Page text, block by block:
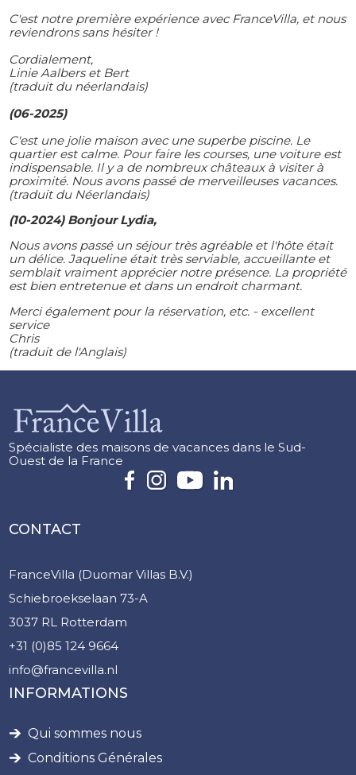
C'est notre première expérience avec FranceVilla, et nous
reviendrons sans hésiter !
Cordialement,
Linie Aalbers et Bert
(traduit du néerlandais)
(06-2025)
C'est une jolie maison avec une superbe piscine. Le
quartier est calme. Pour faire les courses, une voiture est
indispensable. Il y a de nombreux châteaux à visiter à
proximité. Nous avons passé de merveilleuses vacances.
(traduit du Néerlandais)
(10-2024) Bonjour Lydia,
Nous avons passé un séjour très agréable et l'hôte était
un délice. Jaqueline était très serviable, accueillante et
semblait vraiment apprécier notre présence. La propriété
est bien entretenue et dans un endroit charmant.
Merci également pour la réservation, etc. - excellent
service
Chris
(traduit de l'Anglais)
Spécialiste des maisons de vacances dans le Sud-
Ouest de la France
CONTACT
FranceVilla (Duomar Villas B.V.)
Schiebroekselaan 73-A
3037 RL Rotterdam
+31 (0)85 124 9664
info@francevilla.nl
INFORMATIONS
Qui sommes nous
Conditions Générales